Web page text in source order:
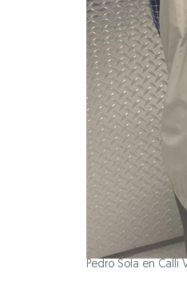
Pedro Sola en